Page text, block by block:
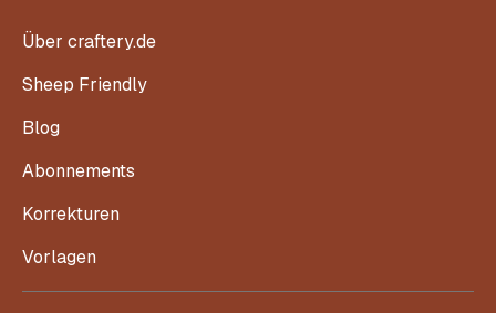
Über craftery.de
Sheep Friendly
Blog
Abonnements
Korrekturen
Vorlagen